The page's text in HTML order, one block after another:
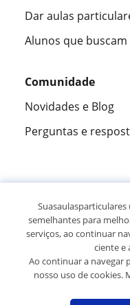
Dar aulas
Alunos que
Comunidade
Novidades e Blog
Perguntas e
305915
© 2007 -
Mapa do site:
semelhantes para
serviços, ao continuar
ciente e
Ao continuar a navegar
nosso uso de cookies.